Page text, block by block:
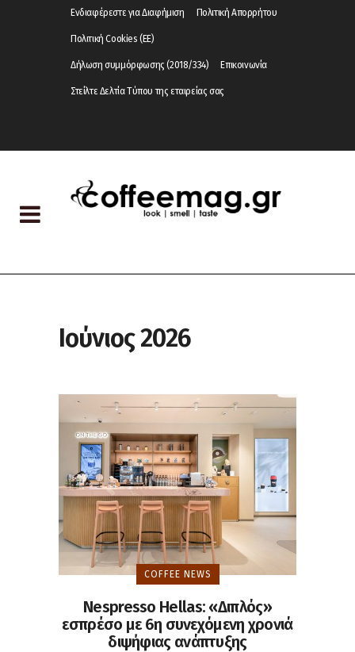
Ενδιαφέρεστε για Διαφήμιση Πολιτική Απορρήτου
Πολιτική Cookies (ΕΕ)
Δήλωση συμμόρφωσης (2018/334) Επικοινωνία
Στείλτε Δελτία Τύπου της εταιρείας σας
Ιούνιος 2026
COFFEE NEWS
Nespresso Hellas: «Διπλός»
εσπρέσο με 6η συνεχόμενη χρονιά
διψήφιας ανάπτυξης